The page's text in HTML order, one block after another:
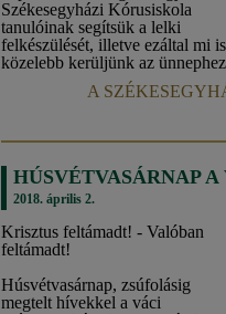
Székesegyházi Kórusiskola
tanulóinak segítsük a lelki
felkészülését, illetve ezáltal mi is
közelebb kerüljünk az
A
HÚSVÉTVASÁRNAP
2018. április 2.
Krisztus feltámadt! - Valóban
feltámadt!
Húsvétvasárnap, zsúfolásig
megtelt hívekkel a váci